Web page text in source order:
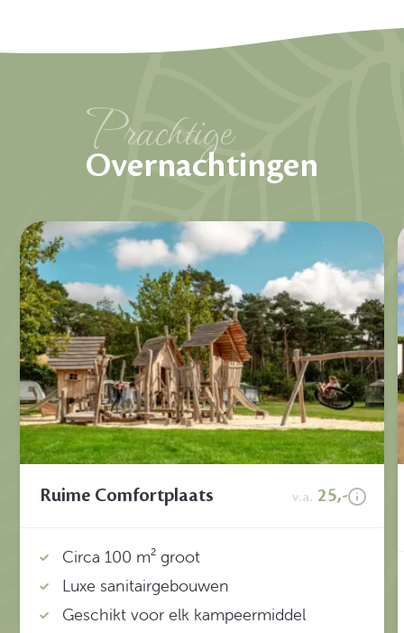
Prachtige
Overnachtingen
Ruime Comfortplaats v.a. 25,-
Circa 100 m² groot
Luxe sanitairgebouwen
Geschikt voor elk kampeermiddel